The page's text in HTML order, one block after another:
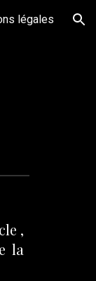
légales
,
la